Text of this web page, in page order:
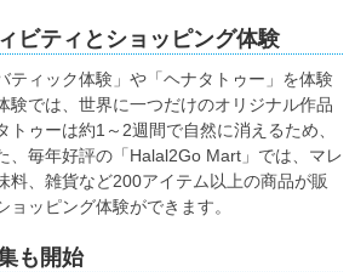
ビティとショッピング体験
ティック体験」や「ヘナタトゥー」を体験
験では、世界に一つだけのオリジナル作品
トゥーは約1～2週間で自然に消えるため、
、毎年好評の「Halal2Go Mart」では、マレ
料、雑貨など200アイテム以上の商品が販
ッピング体験ができます。
も開始